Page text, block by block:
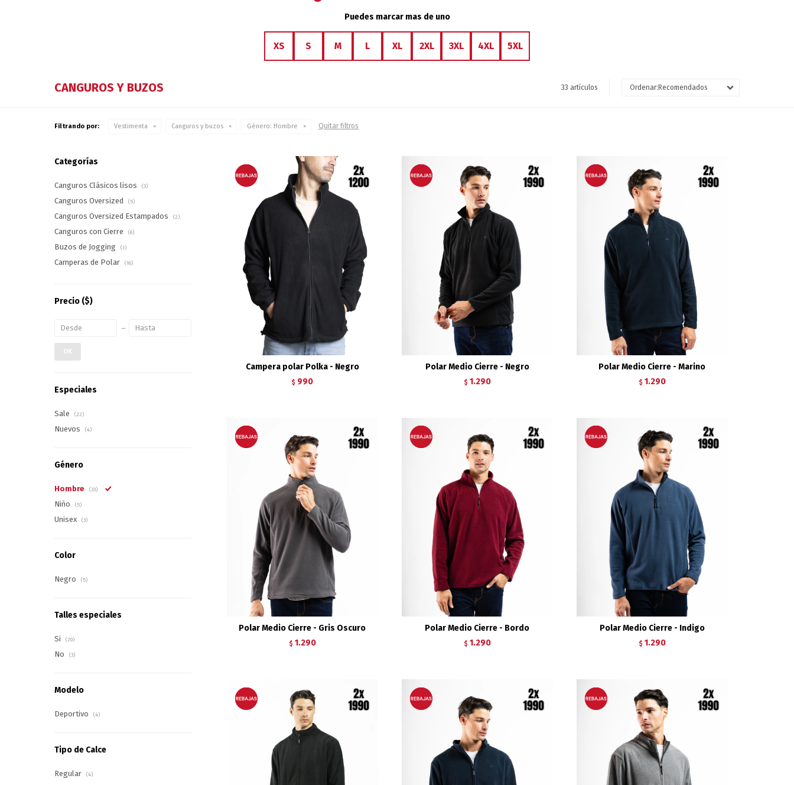
Puedes marcar mas de uno
XS S M L XL 2XL 3XL 4XL 5XL
CANGUROS Y BUZOS 33 artículos Recomendados
Filtrando por: Vestimenta Canguros y buzos Género: Hombre Quitar filtros
Campera polar Polka - Negro
$ 990
Polar Medio Cierre - Negro
$ 1.290
Polar Medio Cierre - Marino
$ 1.290
Polar Medio Cierre - Gris Oscuro
$ 1.290
Polar Medio Cierre - Bordo
$ 1.290
Polar Medio Cierre - Indigo
$ 1.290
Categorías
Canguros Clásicos lisos (3)
Canguros Oversized (5)
Canguros Oversized Estampados (2)
Canguros con Cierre (6)
Buzos de Jogging (1)
Camperas de Polar (16)
Precio ($)
OK
Especiales
Sale (22)
Nuevos (4)
Género
Hombre (33)
Niño (5)
Unisex (3)
Color
Negro (5)
Talles especiales
Si (20)
No (3)
Modelo
Deportivo (4)
Tipo de Calce
Regular (4)